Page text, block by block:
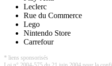
Leclerc
Rue du Commerce
Lego
Nintendo Store
Carrefour
* liens sponsorisés